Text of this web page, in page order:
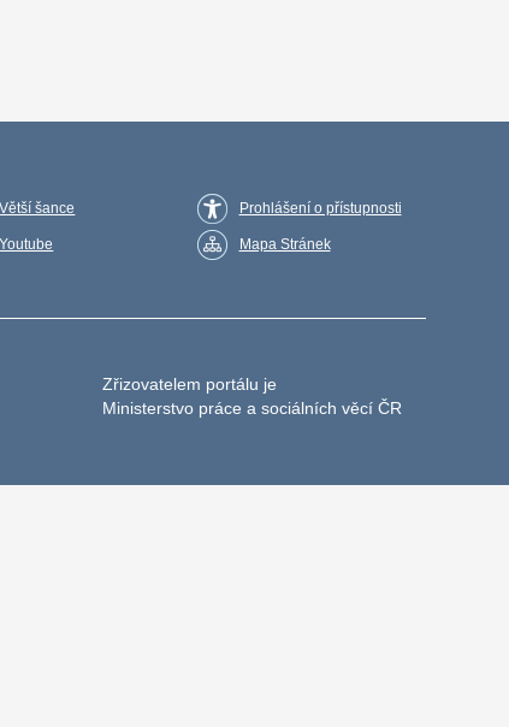
Větší šance
Youtube
Prohlášení o přístupnosti
Mapa Stránek
Zřizovatelem portálu je
Ministerstvo práce a sociálních věcí ČR